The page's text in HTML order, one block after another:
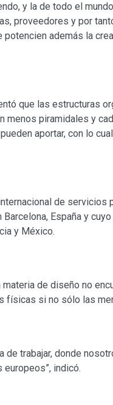
y la de todo el
proveedores y por
además la
que las estructuras
menos piramidales y
aportar, con lo
de
España y
y México.
de diseño no
físicas si no sólo las
de trabajar, donde
indicó.